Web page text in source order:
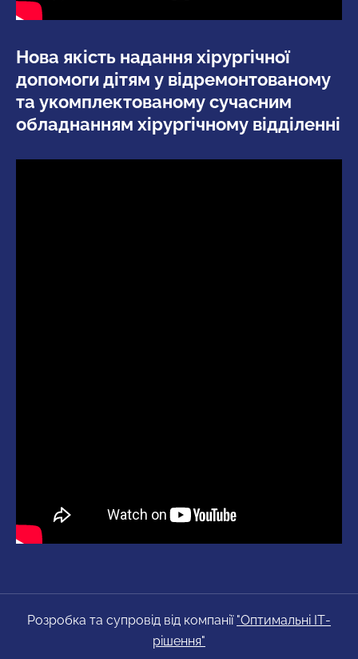
Нова якість надання хірургічної
допомоги дітям у відремонтованому
та укомплектованому сучасним
обладнанням хірургічному відділенні
Розробка та супровід від компанії "Оптимальні ІТ-
рішення"